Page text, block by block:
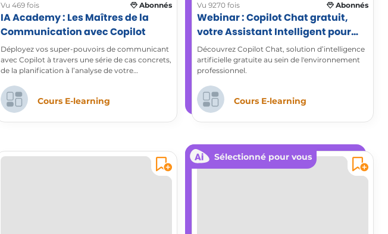
Vu 469 fois Abonnés
IA Academy : Les Maîtres de la
Communication avec Copilot
Déployez vos super-pouvoirs de communicant
avec Copilot à travers une série de cas concrets,
de la planification à l’analyse de votre
Cours E-learning
Vu 9270 fois Abonnés
Webinar : Copilot Chat gratuit,
votre Assistant Intelligent pour
Microsoft 365
Découvrez Copilot Chat, solution d’intelligence
artificielle gratuite au sein de l'environnement
professionnel.
Cours E-learning
Sélectionné pour vous